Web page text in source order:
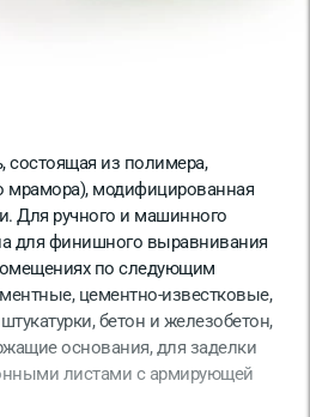
состоящая из полимера,
мрамора), модифицированная
Для ручного и машинного
для финишного выравнивания
по следующим
цементно-известковые,
бетон и железобетон,
основания, для заделки
листами с армирующей